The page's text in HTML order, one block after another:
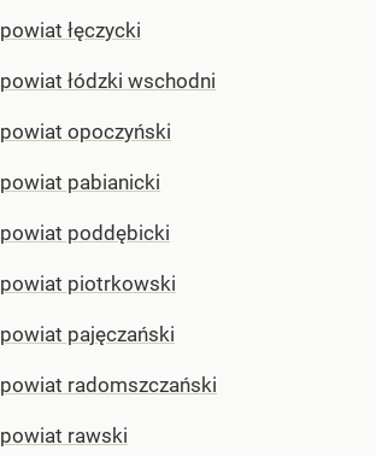
powiat łęczycki
powiat łódzki wschodni
powiat opoczyński
powiat pabianicki
powiat poddębicki
powiat piotrkowski
powiat pajęczański
powiat radomszczański
powiat rawski